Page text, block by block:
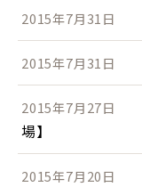
2015年7月31日
2015年7月31日
2015年7月27日
場】
2015年7月20日